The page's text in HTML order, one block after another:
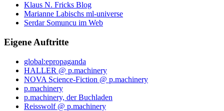
Klaus N. Fricks Blog
Marianne Labischs ml-universe
Serdar Somuncu im Web
Eigene Auftritte
global:epropaganda
HALLER @ p.machinery
NOVA Science-Fiction @ p.machinery
p.machinery
p.machinery, der Buchladen
Reisswolf @ p.machinery